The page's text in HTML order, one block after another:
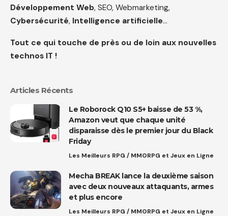
Développement Web, SEO, Webmarketing,
Cybersécurité, Intelligence artificielle…
Tout ce qui touche de près ou de loin aux nouvelles
technos IT !
Articles Récents
Le Roborock Q10 S5+ baisse de 53 %,
Amazon veut que chaque unité
disparaisse dès le premier jour du Black
Friday
Les Meilleurs RPG / MMORPG et Jeux en Ligne
Mecha BREAK lance la deuxième saison
avec deux nouveaux attaquants, armes
et plus encore
Les Meilleurs RPG / MMORPG et Jeux en Ligne